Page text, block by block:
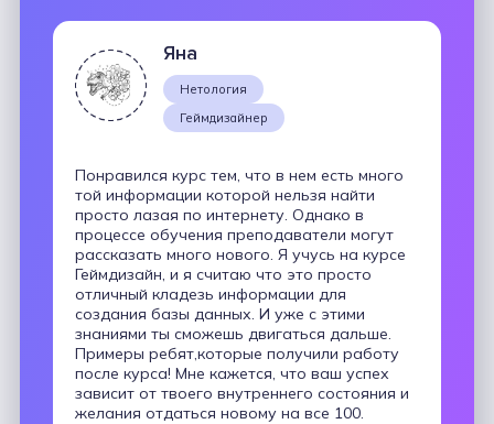
Яна
Нетология
Геймдизайнер
Понравился курс тем, что в нем есть много
той информации которой нельзя найти
просто лазая по интернету. Однако в
процессе обучения преподаватели могут
рассказать много нового. Я учусь на курсе
Геймдизайн, и я считаю что это просто
отличный кладезь информации для
создания базы данных. И уже с этими
знаниями ты сможешь двигаться дальше.
Примеры ребят,которые получили работу
после курса! Мне кажется, что ваш успех
зависит от твоего внутреннего состояния и
желания отдаться новому на все 100.